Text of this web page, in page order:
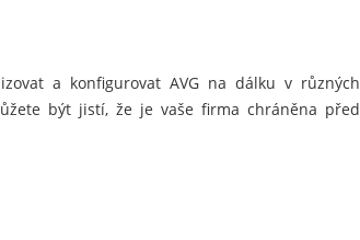
a konfigurovat AVG na dálku v různých
být jistí, že je vaše firma chráněna před